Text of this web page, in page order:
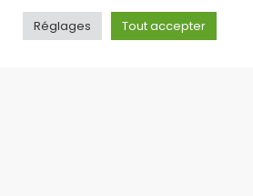
Réglages Tout accepter